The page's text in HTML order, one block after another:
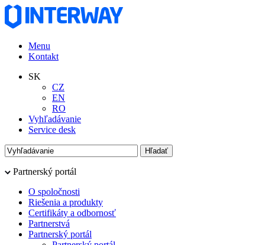
Menu
Kontakt
SK
CZ
EN
RO
Vyhľadávanie
Service desk
Partnerský portál
O spoločnosti
Riešenia a produkty
Certifikáty a odbornosť
Partnerstvá
Partnerský portál